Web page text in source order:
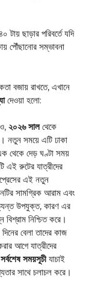
ছাড়ার পরিবর্তে যদি
পৌঁছানোর সম্ভাবনা
বজায় রাখতে, এখানে
দেওয়া হলো:
২০২৬ সালথেকে
নতুন সময়ে এটি ঢাকা
থেকে দেড় ঘণ্টা সময়
এই রুটের যাত্রীদের
এই নতুন
সামগ্রিক আরাম এবং
উপযুক্ত, কারণ এর
বিশ্রাম নিশ্চিত করে।
বেলা তাদের কাজ
আগে যাত্রীদের
সময়সূচীযাচাই
সাথে চলাচল করে।